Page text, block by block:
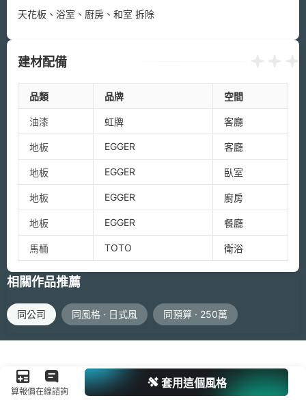
天花板、浴室、廚房、和室 拆除
建材配備
品類 品牌 空間
油漆 虹牌 客廳
地板 EGGER 客廳
地板 EGGER 臥室
地板 EGGER 廚房
地板 EGGER 餐廳
馬桶 TOTO 衛浴
相關作品推薦
同公司 同風格 · 日式風 同預算 · 250萬
算報價在線諮詢
套用這個風格